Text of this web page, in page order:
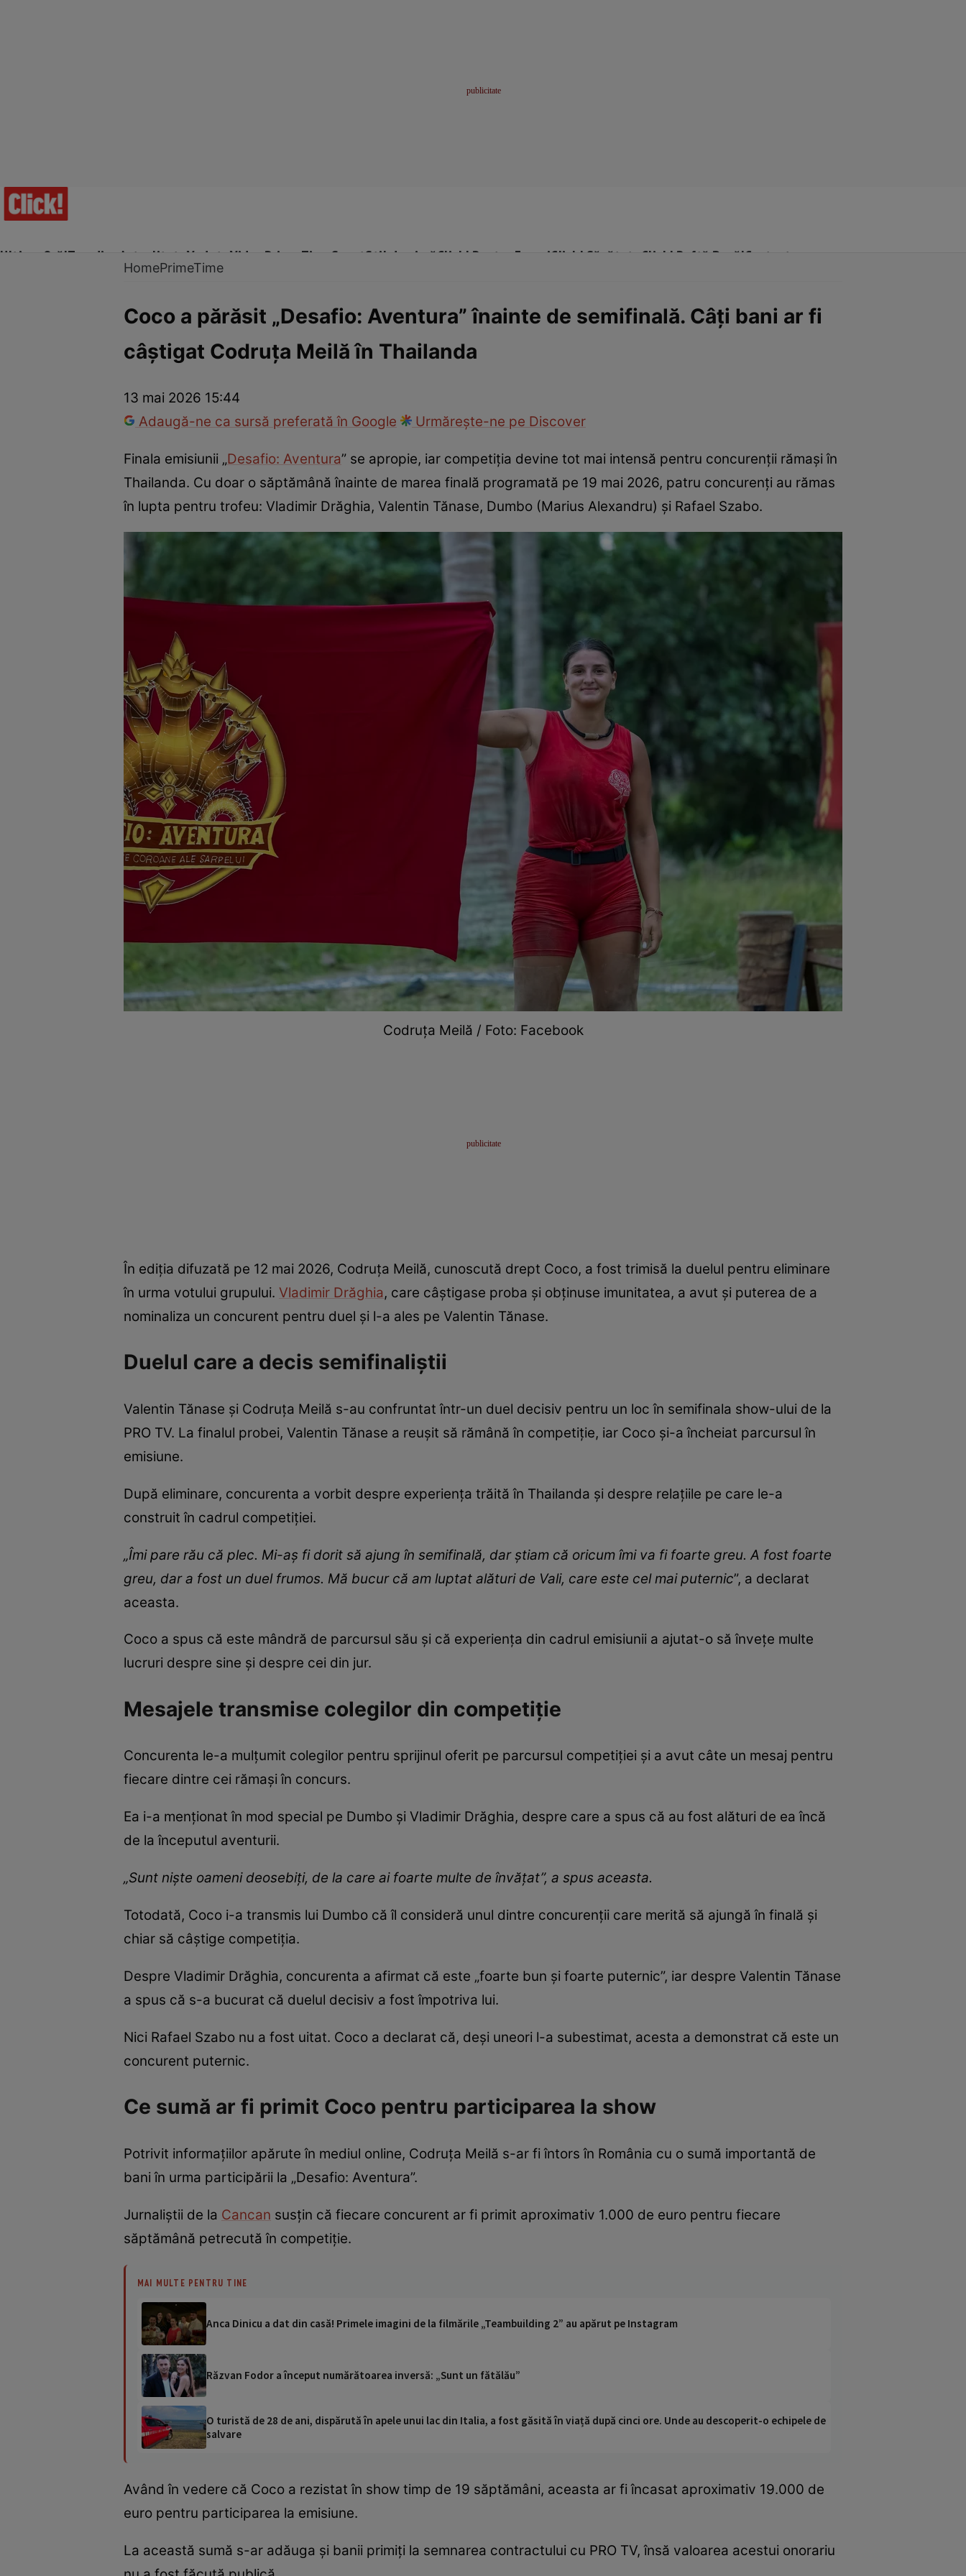
Ultima Oră!Trending Actualitate Vedete Video Prime Time SportStil de viațăClick! Pentru FemeiClick! Sănătate Click! Poftă Bună!Contact
Românii au talentSurvivor RomâniaChefi la cuțite Eurovison
HomePrimeTime
Coco a părăsit „Desafio: Aventura” înainte de semifinală. Câți bani ar fi
câștigat Codruța Meilă în Thailanda
13 mai 2026 15:44
Adaugă-ne ca sursă preferată în Google
Urmărește-ne pe Discover
Finala emisiunii „Desafio: Aventura” se apropie, iar competiția devine tot mai intensă pentru concurenții rămași în
Thailanda. Cu doar o săptămână înainte de marea finală programată pe 19 mai 2026, patru concurenți au rămas
în lupta pentru trofeu: Vladimir Drăghia, Valentin Tănase, Dumbo (Marius Alexandru) și Rafael Szabo.
Codruța Meilă / Foto: Facebook
În ediția difuzată pe 12 mai 2026, Codruța Meilă, cunoscută drept Coco, a fost trimisă la duelul pentru eliminare
în urma votului grupului. Vladimir Drăghia, care câștigase proba și obținuse imunitatea, a avut și puterea de a
nominaliza un concurent pentru duel și l-a ales pe Valentin Tănase.
Duelul care a decis semifinaliștii
Valentin Tănase și Codruța Meilă s-au confruntat într-un duel decisiv pentru un loc în semifinala show-ului de la
PRO TV. La finalul probei, Valentin Tănase a reușit să rămână în competiție, iar Coco și-a încheiat parcursul în
emisiune.
După eliminare, concurenta a vorbit despre experiența trăită în Thailanda și despre relațiile pe care le-a
construit în cadrul competiției.
„Îmi pare rău că plec. Mi-aș fi dorit să ajung în semifinală, dar știam că oricum îmi va fi foarte greu. A fost foarte
greu, dar a fost un duel frumos. Mă bucur că am luptat alături de Vali, care este cel mai puternic”, a declarat
aceasta.
Coco a spus că este mândră de parcursul său și că experiența din cadrul emisiunii a ajutat-o să învețe multe
lucruri despre sine și despre cei din jur.
Mesajele transmise colegilor din competiție
Concurenta le-a mulțumit colegilor pentru sprijinul oferit pe parcursul competiției și a avut câte un mesaj pentru
fiecare dintre cei rămași în concurs.
Ea i-a menționat în mod special pe Dumbo și Vladimir Drăghia, despre care a spus că au fost alături de ea încă
de la începutul aventurii.
„Sunt niște oameni deosebiți, de la care ai foarte multe de învățat”, a spus aceasta.
Totodată, Coco i-a transmis lui Dumbo că îl consideră unul dintre concurenții care merită să ajungă în finală și
chiar să câștige competiția.
Despre Vladimir Drăghia, concurenta a afirmat că este „foarte bun și foarte puternic”, iar despre Valentin Tănase
a spus că s-a bucurat că duelul decisiv a fost împotriva lui.
Nici Rafael Szabo nu a fost uitat. Coco a declarat că, deși uneori l-a subestimat, acesta a demonstrat că este un
concurent puternic.
Ce sumă ar fi primit Coco pentru participarea la show
Potrivit informațiilor apărute în mediul online, Codruța Meilă s-ar fi întors în România cu o sumă importantă de
bani în urma participării la „Desafio: Aventura”.
Jurnaliștii de la Cancan susțin că fiecare concurent ar fi primit aproximativ 1.000 de euro pentru fiecare
săptămână petrecută în competiție.
MAI MULTE PENTRU TINE
Anca Dinicu a dat din casă! Primele imagini de la filmările „Teambuilding 2” au apărut pe Instagram
Răzvan Fodor a început numărătoarea inversă: „Sunt un fătălău”
O turistă de 28 de ani, dispărută în apele unui lac din Italia, a fost găsită în viață după cinci ore. Unde au descoperit-o echipele de
salvare
Având în vedere că Coco a rezistat în show timp de 19 săptămâni, aceasta ar fi încasat aproximativ 19.000 de
euro pentru participarea la emisiune.
La această sumă s-ar adăuga și banii primiți la semnarea contractului cu PRO TV, însă valoarea acestui onorariu